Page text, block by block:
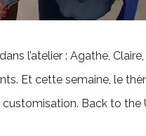
l’atelier : Agathe, Claire,
Et cette semaine, le
Back to the